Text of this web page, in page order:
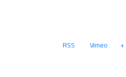
Vimeo
RSS